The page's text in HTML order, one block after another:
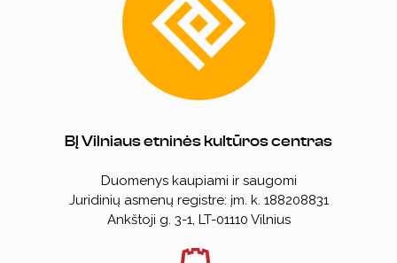
BĮ Vilniaus etninės kultūros centras
Duomenys kaupiami ir saugomi
Juridinių asmenų registre: įm. k. 188208831
Ankštoji g. 3-1, LT-01110 Vilnius